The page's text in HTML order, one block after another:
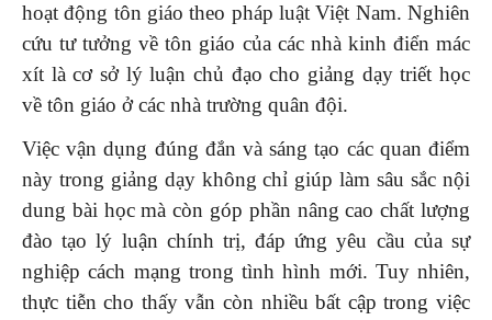
hoạt động tôn giáo theo pháp luật Việt Nam. Nghiên
cứu tư tưởng về tôn giáo của các nhà kinh điển mác
xít là cơ sở lý luận chủ đạo cho giảng dạy triết học
về tôn giáo ở các nhà trường quân đội.
Việc vận dụng đúng đắn và sáng tạo các quan điểm
này trong giảng dạy không chỉ giúp làm sâu sắc nội
dung bài học mà còn góp phần nâng cao chất lượng
đào tạo lý luận chính trị, đáp ứng yêu cầu của sự
nghiệp cách mạng trong tình hình mới. Tuy nhiên,
thực tiễn cho thấy vẫn còn nhiều bất cập trong việc